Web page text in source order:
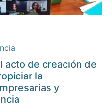
acto de creación de
la
y